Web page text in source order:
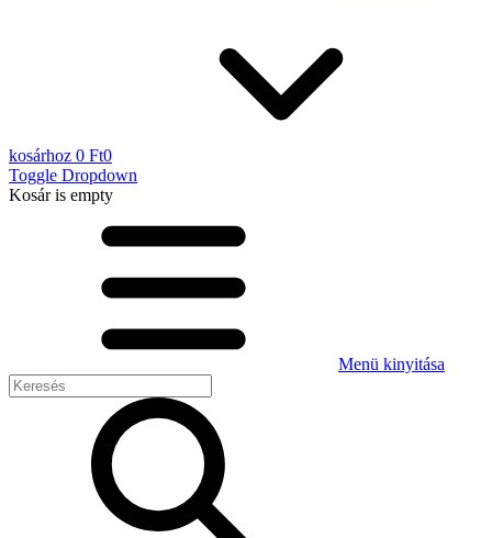
kosárhoz 0 Ft0
Toggle Dropdown
Kosáris empty
Menü kinyitása